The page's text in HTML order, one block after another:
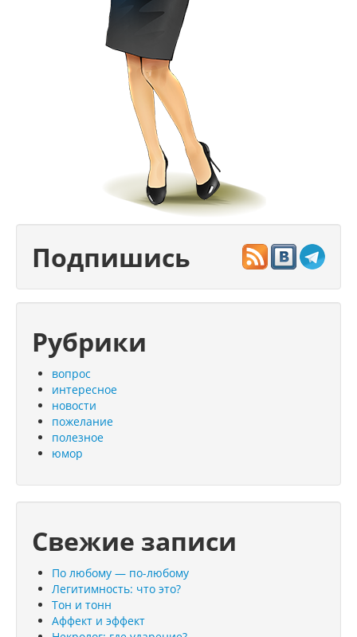
Подпишись
Рубрики
вопрос
интересное
новости
пожелание
полезное
юмор
Свежие записи
По любому — по-любому
Легитимность: что это?
Тон и тонн
Аффект и эффект